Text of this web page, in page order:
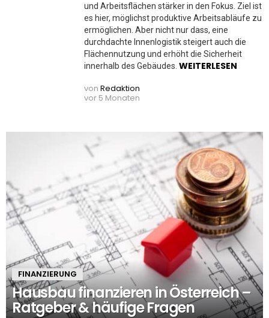
und Arbeitsflächen stärker in den Fokus. Ziel ist
es hier, möglichst produktive Arbeitsabläufe zu
ermöglichen. Aber nicht nur dass, eine
durchdachte Innenlogistik steigert auch die
Flächennutzung und erhöht die Sicherheit
innerhalb des Gebäudes. WEITERLESEN
von Redaktion
vor 5 Monaten
FINANZIERUNG
Hausbau finanzieren in Österreich –
Ratgeber & häufige Fragen